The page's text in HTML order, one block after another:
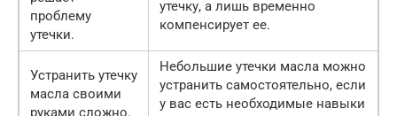
проблему
утечки.
утечку, а лишь временно
компенсирует ее.
Устранить утечку
масла своими
руками сложно.
Небольшие утечки масла можно
устранить самостоятельно, если
у вас есть необходимые навыки